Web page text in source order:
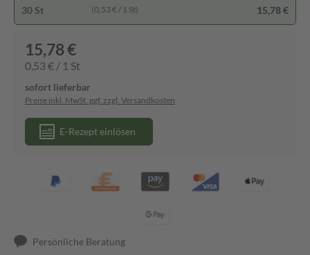
30 St (0,53 € / 1 St) 15,78 €
15,78 €
0,53 € / 1 St
sofort lieferbar
Preise inkl. MwSt. ggf. zzgl. Versandkosten
E-Rezept einlösen
Persönliche Beratung